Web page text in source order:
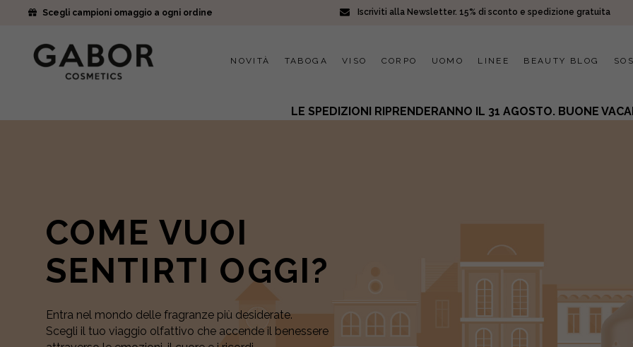
Scegli campioni omaggio a ogni ordine Iscriviti alla Newsletter. 15% di sconto e spedizione gratuita
NOVITÀ TABOGA VISO CORPO UOMO LINEE BEAUTY BLOG
LE SPEDIZIONI RIPRENDERANNO IL 31 AGOSTO. BUONE
TRASFORMA
IL TUO SGUARDO
ai 15 Acidi Ialuronici e Peptidi Biomimetici antietà:
potenza mirata, risultati visibili fin dalle prime applicazioni.